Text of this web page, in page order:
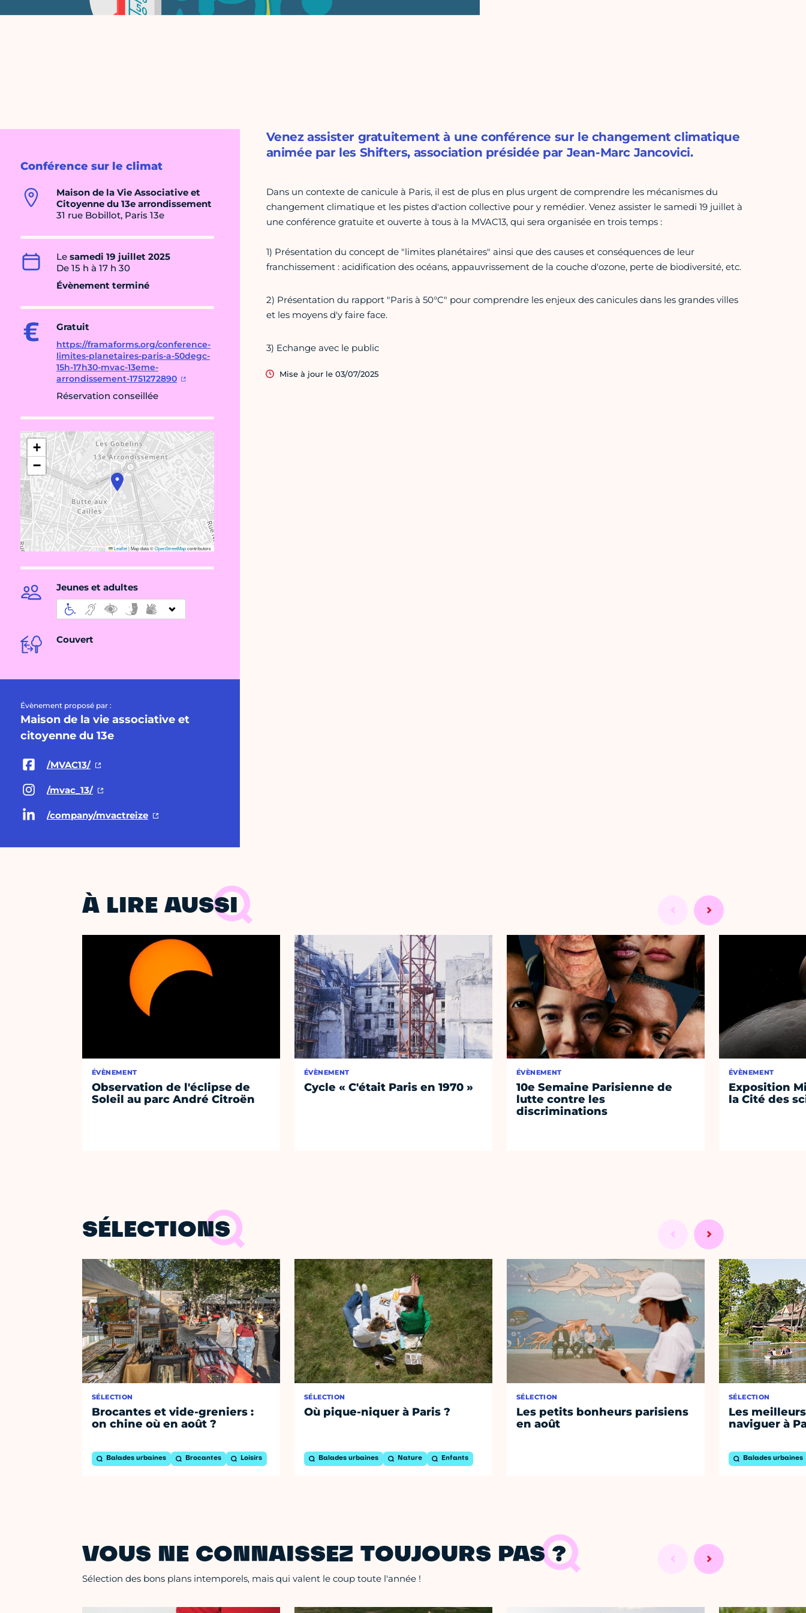
Conférence sur le climat
Maison de la Vie Associative et
Citoyenne du 13e arrondissement
31 rue Bobillot, Paris 13e
Le samedi 19 juillet 2025
De 15 h à 17 h 30
Évènement terminé
Gratuit
https://framaforms.org/conference-
limites-planetaires-paris-a-50degc-
15h-17h30-mvac-13eme-
arrondissement-1751272890
Réservation conseillée
+
−
Leaflet|Map data ©OpenStreetMapcontributors
Jeunes et adultes
Couvert
Évènement proposé par :
Maison de la vie associative et
citoyenne du 13e
/MVAC13/
/mvac_13/
/company/mvactreize
Venez assister gratuitement à une conférence sur le changement climatique
animée par les Shifters, association présidée par Jean-Marc Jancovici.
Dans un contexte de canicule à Paris, il est de plus en plus urgent de comprendre les mécanismes du
changement climatique et les pistes d'action collective pour y remédier. Venez assister le samedi 19 juillet à
une conférence gratuite et ouverte à tous à la MVAC13, qui sera organisée en trois temps :
1) Présentation du concept de "limites planétaires" ainsi que des causes et conséquences de leur
franchissement : acidification des océans, appauvrissement de la couche d'ozone, perte de biodiversité, etc.
2) Présentation du rapport "Paris à 50°C" pour comprendre les enjeux des canicules dans les grandes villes
et les moyens d'y faire face.
3) Echange avec le public
Mise à jour le 03/07/2025
À LIRE AUSSI
ÉVÈNEMENT
Observation de l'éclipse de
Soleil au parc André Citroën
ÉVÈNEMENT
Cycle « C'était Paris en 1970 »
ÉVÈNEMENT
10e Semaine Parisienne de
lutte contre les
discriminations
ÉVÈNEMENT
Exposition
la Cité des
SÉLECTIONS
SÉLECTION
Brocantes et vide-greniers :
on chine où en août ?
Balades urbaines Brocantes Loisirs
SÉLECTION
Où pique-niquer à Paris ?
Balades urbaines Nature Enfants
SÉLECTION
Les petits bonheurs parisiens
en août
SÉLECTION
Les
naviguer à
Balades urbaines
VOUS NE CONNAISSEZ TOUJOURS PAS ?
Sélection des bons plans intemporels, mais qui valent le coup toute l'année !